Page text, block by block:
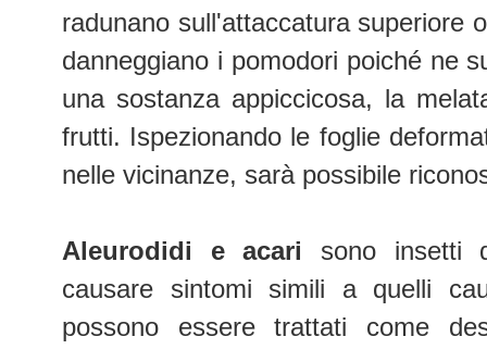
radunano sull'attaccatura superiore
danneggiano i pomodori poiché ne
una sostanza appiccicosa, la
frutti. Ispezionando le foglie
nelle vicinanze, sarà possibile
Aleurodidi e acari sono insetti
causare sintomi simili a quelli
possono essere trattati come